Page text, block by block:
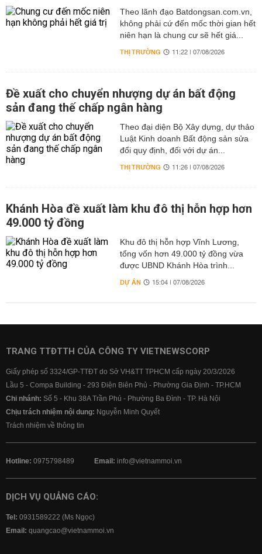
Theo lãnh đạo Batdongsan.com.vn,
không phải cứ đến mốc thời gian hết
niên hạn là chung cư sẽ hết giá...
THỊ TRƯỜNG 11:22 | 07/08/2026
Đề xuất cho chuyển nhượng dự án bất động
sản đang thế chấp ngân hàng
Theo đại diện Bộ Xây dựng, dự thảo
Luật Kinh doanh Bất động sản sửa
đổi quy định, đối với dự án...
THỊ TRƯỜNG 11:26 | 07/08/2026
Khánh Hòa đề xuất làm khu đô thị hỗn hợp hơn
49.000 tỷ đồng
Khu đô thị hỗn hợp Vĩnh Lương,
tổng vốn hơn 49.000 tỷ đồng vừa
được UBND Khánh Hòa trình...
DỰ ÁN 15:04 | 07/08/2026
TRANG TTĐTTH CỦA CÔNG TY VIETNEWSCORP
Giấy phép số 3324/GP-TTĐT do Sở VH&TT TPHCM cấp ngày 20/3/2026
Lầu 5 - Compa Building - 293 Điện Biên Phủ - Phường Gia Định - TP.HCM
Chi nhánh: Số 5 - Khu 38A Trần Phú - Phường Ba Đình - TP. Hà Nội
Chịu trách nhiệm nội dung: Nguyễn Minh Quyết
Trách nhiệm về thông tin
Hotline: 0975798489 Email: info@vietnammoi.vn
DỊCH VỤ QUẢNG CÁO:
Tel: 0931589222 (Ms Ngọc)
Email: quangcao@vietnammoi.vn